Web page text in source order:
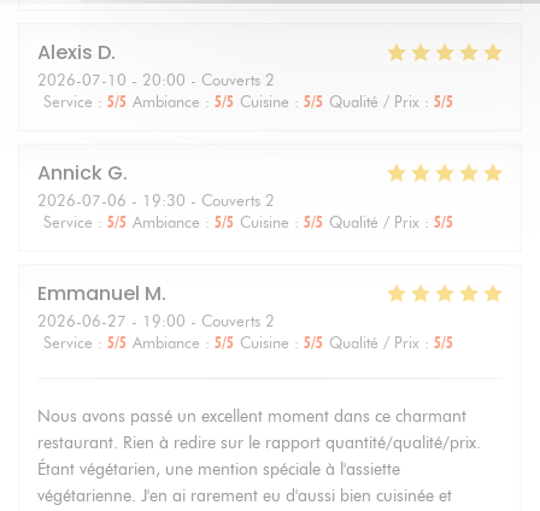
Alexis D
2026-07-10 - 20:00 - Couverts 2
Service : 5/5 Ambiance : 5/5 Cuisine : 5/5 Qualité / Prix : 5/5
Annick G
2026-07-06 - 19:30 - Couverts 2
Service : 5/5 Ambiance : 5/5 Cuisine : 5/5 Qualité / Prix : 5/5
Emmanuel M
2026-06-27 - 19:00 - Couverts 2
Service : 5/5 Ambiance : 5/5 Cuisine : 5/5 Qualité / Prix : 5/5
Nous avons passé un excellent moment dans ce charmant
restaurant. Rien à redire sur le rapport quantité/qualité/prix.
Étant végétarien, une mention spéciale à l'assiette
végétarienne. J'en ai rarement eu d'aussi bien cuisinée et